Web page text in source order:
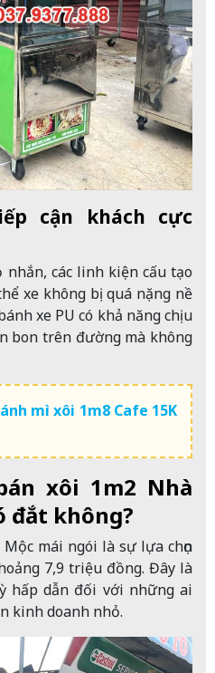
cận khách cực
các linh kiện cấu tạo
xe không bị quá nặng nề
xe PU có khả năng chịu
bon trên đường mà không
mì xôi 1m8 Cafe 15K
xôi 1m2 Nhà
đắt không?
mái ngói là sự lựa chọn
7,9 triệu đồng. Đây là
hấp dẫn đối với những ai
kinh doanh nhỏ.